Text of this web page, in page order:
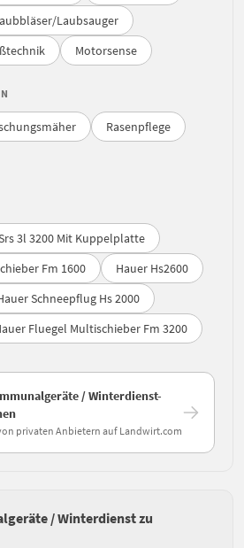
Laubsauger
Motorsense
Rasenpflege
3l 3200 Mit Kuppelplatte
Fm 1600
Hauer Hs2600
Schneepflug Hs 2000
Fluegel Multischieber Fm 3200
/ Winterdienst-
privaten Anbietern auf Landwirt.com
/ Winterdienst zu